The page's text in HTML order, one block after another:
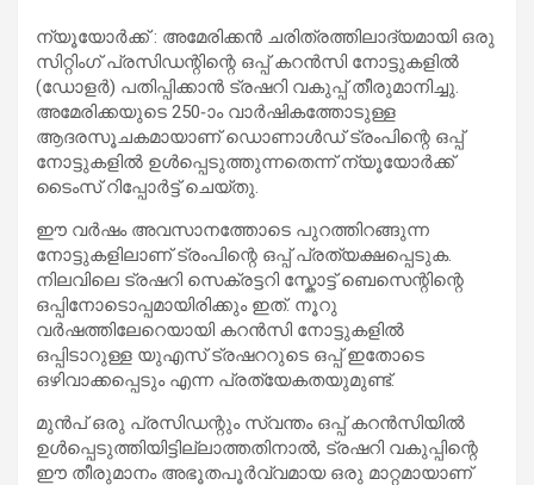
ന്യൂയോർക്ക് : അമേരിക്കൻ ചരിത്രത്തിലാദ്യമായി ഒരു
സിറ്റിംഗ് പ്രസിഡന്റിന്റെ ഒപ്പ് കറൻസി നോട്ടുകളിൽ
(ഡോളർ) പതിപ്പിക്കാൻ ട്രഷറി വകുപ്പ് തീരുമാനിച്ചു.
അമേരിക്കയുടെ 250-ാം വാർഷികത്തോടുള്ള
ആദരസൂചകമായാണ് ഡൊണാൾഡ് ട്രംപിന്റെ ഒപ്പ്
നോട്ടുകളിൽ ഉൾപ്പെടുത്തുന്നതെന്ന് ന്യൂയോർക്ക്
ടൈംസ് റിപ്പോർട്ട് ചെയ്തു.
ഈ വർഷം അവസാനത്തോടെ പുറത്തിറങ്ങുന്ന
നോട്ടുകളിലാണ് ട്രംപിന്റെ ഒപ്പ് പ്രത്യക്ഷപ്പെടുക.
നിലവിലെ ട്രഷറി സെക്രട്ടറി സ്കോട്ട് ബെസെന്റിന്റെ
ഒപ്പിനോടൊപ്പമായിരിക്കും ഇത്. നൂറു
വർഷത്തിലേറെയായി കറൻസി നോട്ടുകളിൽ
ഒപ്പിടാറുള്ള യുഎസ് ട്രഷററുടെ ഒപ്പ് ഇതോടെ
ഒഴിവാക്കപ്പെടും എന്ന പ്രത്യേകതയുമുണ്ട്.
മുൻപ് ഒരു പ്രസിഡന്റും സ്വന്തം ഒപ്പ് കറൻസിയിൽ
ഉൾപ്പെടുത്തിയിട്ടില്ലാത്തതിനാൽ, ട്രഷറി വകുപ്പിന്റെ
ഈ തീരുമാനം അഭൂതപൂർവ്വമായ ഒരു മാറ്റമായാണ്